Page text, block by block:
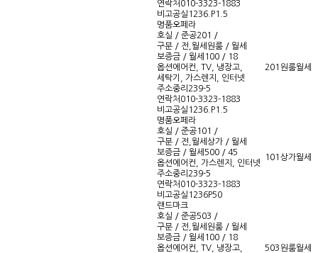
연락처 010-3323-1883
비고공실1236.P1.5
명품오페라
호실 / 준공201 /
구분 / 전,월세원룸 / 월세
보증금 / 월세 100 / 18
옵션에어컨, TV, 냉장고,
세탁기, 가스렌지, 인터넷
주소중리239-5
연락처 010-3323-1883
비고공실1236.P1.5
201 원룸월세
명품오페라
호실 / 준공101 /
구분 / 전,월세상가 / 월세
보증금 / 월세 500 / 45
옵션에어컨, 가스렌지, 인터넷
주소중리239-5
연락처 010-3323-1883
비고공실1236P50
101 상가월세
랜드마크
호실 / 준공503 /
구분 / 전,월세원룸 / 월세
보증금 / 월세 100 / 18
옵션에어컨, TV, 냉장고,
503원룸월세